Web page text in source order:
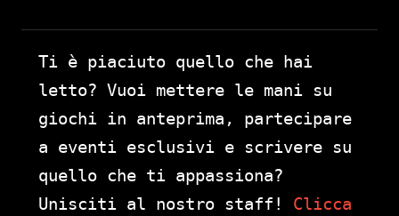
Ti è piaciuto quello che hai
letto? Vuoi mettere le mani su
giochi in anteprima, partecipare
a eventi esclusivi e scrivere su
quello che ti appassiona?
Unisciti al nostro staff! Clicca